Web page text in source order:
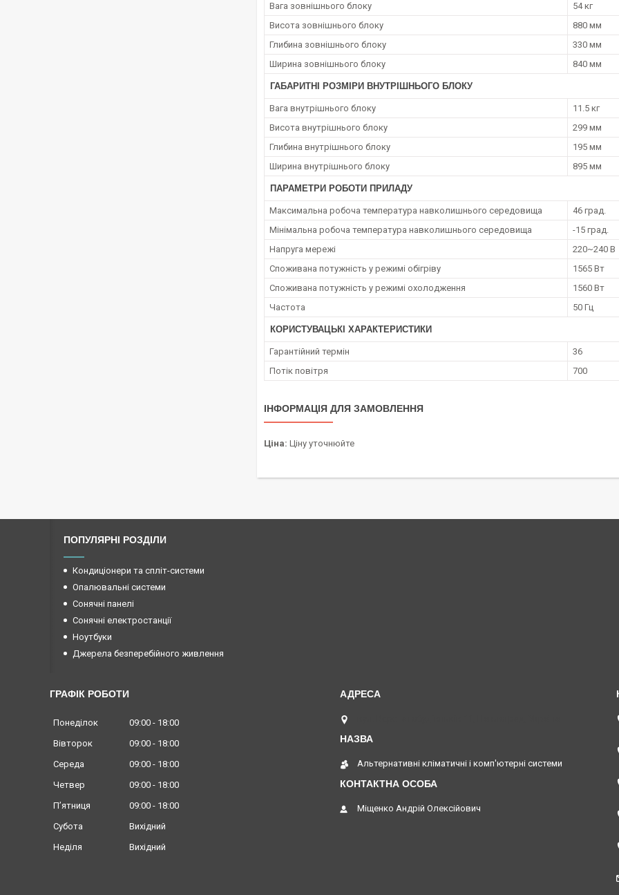
Вага зовнішнього блоку
54 кг
Висота зовнішнього блоку
880 мм
Глибина зовнішнього блоку
330 мм
Ширина зовнішнього блоку
840 мм
ГАБАРИТНІ РОЗМІРИ ВНУТРІШНЬОГО БЛОКУ
Вага внутрішнього блоку
11.5 кг
Висота внутрішнього блоку
299 мм
Глибина внутрішнього блоку
195 мм
Ширина внутрішнього блоку
895 мм
ПАРАМЕТРИ РОБОТИ ПРИЛАДУ
Максимальна робоча температура навколишнього середовища
46 град.
Мінімальна робоча температура навколишнього середовища
-15 град.
Напруга мережі
220~240 В
Споживана потужність у режимі обігріву
1565 Вт
Споживана потужність у режимі охолодження
1560 Вт
Частота
50 Гц
КОРИСТУВАЦЬКІ ХАРАКТЕРИСТИКИ
Гарантійний термін
36
Потік повітря
700
ІНФОРМАЦІЯ ДЛЯ ЗАМОВЛЕННЯ
Ціна: Ціну уточнюйте
ПОПУЛЯРНІ РОЗДІЛИ
Кондиціонери та спліт-системи
Опалювальні системи
Сонячні панелі
Сонячні електростанції
Ноутбуки
Джерела безперебійного живлення
ГРАФІК РОБОТИ
Понеділок 09:00
18:00
Вівторок
09:00
18:00
Середа
09:00
18:00
Четвер
09:00
18:00
Пʼятниця
09:00
18:00
Субота
Вихідний
Неділя
Вихідний
Альтернативні кліматичні і комп'ютерні системи
Міщенко Андрій Олексійович